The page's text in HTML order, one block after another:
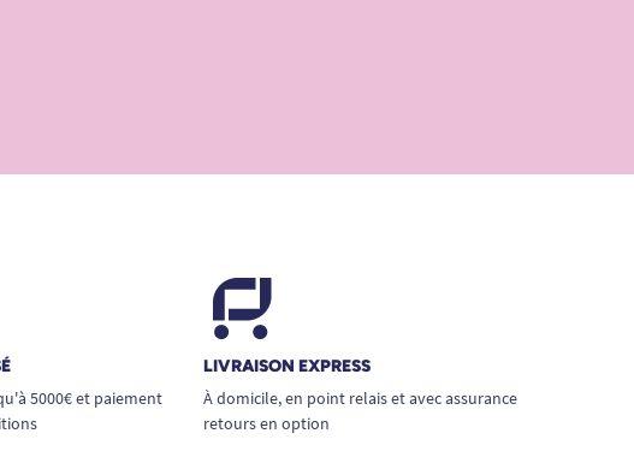
5000€ et paiement
LIVRAISON EXPRESS
À domicile, en point relais et avec assurance
retours en option